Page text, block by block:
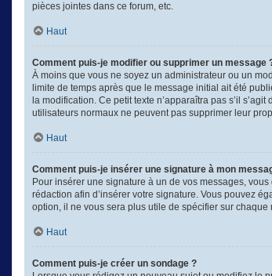
pièces jointes dans ce forum, etc.
Haut
Comment puis-je modifier ou supprimer un message
À moins que vous ne soyez un administrateur ou un
limite de temps après que le message initial ait été
la modification. Ce petit texte n’apparaîtra pas s’il
utilisateurs normaux ne peuvent pas supprimer leur
Haut
Comment puis-je insérer une signature à mon
Pour insérer une signature à un de vos messages,
rédaction afin d’insérer votre signature. Vous pouvez
option, il ne vous sera plus utile de spécifier sur
Haut
Comment puis-je créer un sondage ?